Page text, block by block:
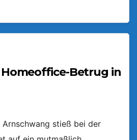
Betrug in
stieß bei der